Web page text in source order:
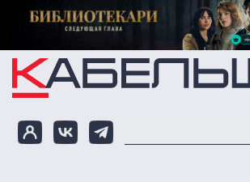
Перейти к основному содержанию